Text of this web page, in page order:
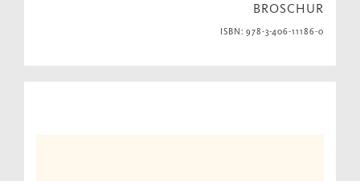
BROSCHUR
ISBN: 978-3-406-11186-0